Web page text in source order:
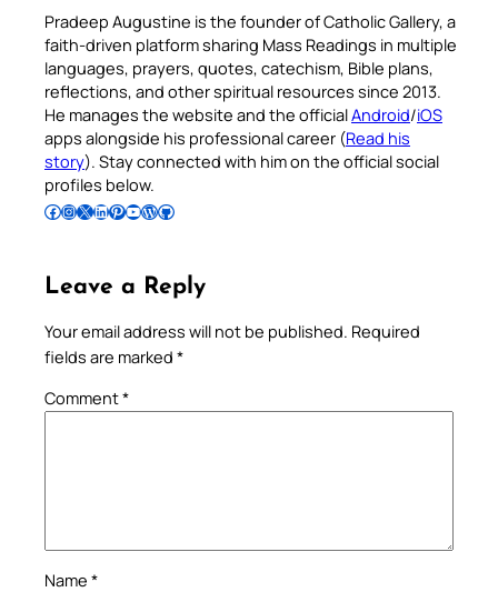
Pradeep Augustine is the founder of Catholic Gallery, a
faith-driven platform sharing Mass Readings in multiple
languages, prayers, quotes, catechism, Bible plans,
reflections, and other spiritual resources since 2013.
He manages the website and the officialAndroid/iOS
apps alongside his professional career (Read his
story). Stay connected with him on the official social
profiles below.
Follow Pradeep on Facebook Follow Pradeep on InstagramFollow Pradeep on X Follow Pradeep on LinkedIn Follow Pradeep on Pinterest Subscribe to Pradeep’s Youtube Channel Follow Pradeep on WordPress Follow Pradeep on GitHub
Leave a Reply
Your email address will not be published. Required
fields are marked *
Comment*
Name *